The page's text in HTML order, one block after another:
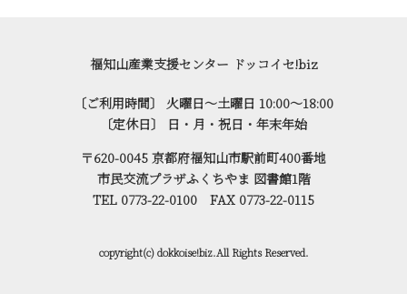
福知山産業支援センター ドッコイセ!biz
〔ご利用時間〕 火曜日～土曜日 10:00～18:00
〔定休日〕 日・月・祝日・年末年始
〒620-0045 京都府福知山市駅前町400番地
市民交流プラザふくちやま 図書館1階
TEL 0773-22-0100 FAX 0773-22-0115
copyright(c) dokkoise!biz.All Rights Reserved.